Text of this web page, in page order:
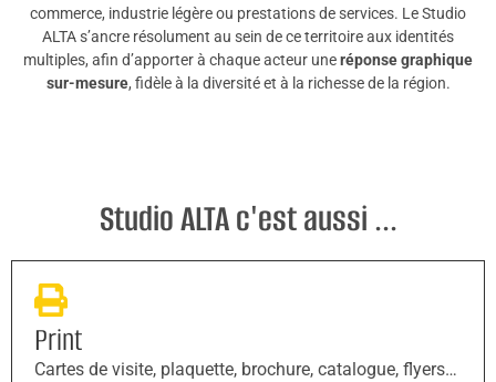
commerce, industrie légère ou prestations de services. Le Studio
ALTA s’ancre résolument au sein de ce territoire aux identités
multiples, afin d’apporter à chaque acteur uneréponse graphique
sur-mesure, fidèle à la diversité et à la richesse de la région.
Studio ALTA c'est aussi ...
Print
Cartes de visite, plaquette, brochure, catalogue, flyers…